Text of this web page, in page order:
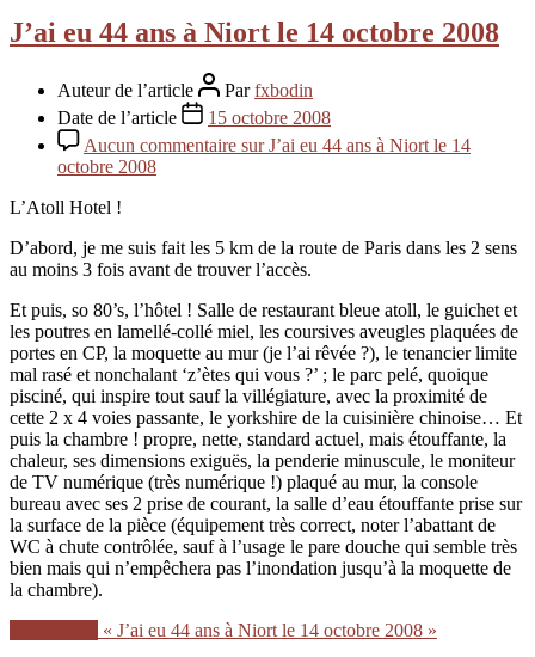
J’ai eu 44 ans à Niort le 14 octobre 2008
Auteur de l’article Parfxbodin
Date de l’article
15 octobre 2008
Aucun commentaire sur J’ai eu 44 ans à Niort le 14
octobre 2008
L’Atoll Hotel !
D’abord, je me suis fait les 5 km de la route de Paris dans les 2 sens
au moins 3 fois avant de trouver l’accès.
Et puis, so 80’s, l’hôtel ! Salle de restaurant bleue atoll, le guichet et
les poutres en lamellé-collé miel, les coursives aveugles plaquées de
portes en CP, la moquette au mur (je l’ai rêvée ?), le tenancier limite
mal rasé et nonchalant ‘z’ètes qui vous ?’ ; le parc pelé, quoique
pisciné, qui inspire tout sauf la villégiature, avec la proximité de
cette 2 x 4 voies passante, le yorkshire de la cuisinière chinoise… Et
puis la chambre ! propre, nette, standard actuel, mais étouffante, la
chaleur, ses dimensions exiguës, la penderie minuscule, le moniteur
de TV numérique (très numérique !) plaqué au mur, la console
bureau avec ses 2 prise de courant, la salle d’eau étouffante prise sur
la surface de la pièce (équipement très correct, noter l’abattant de
WC à chute contrôlée, sauf à l’usage le pare douche qui semble très
bien mais qui n’empêchera pas l’inondation jusqu’à la moquette de
la chambre).
« J’ai eu 44 ans à Niort le 14 octobre 2008 »